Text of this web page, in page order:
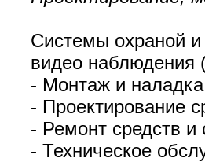
Системы охраной
видео наблюдения
- Монтаж и
- Проектирование
- Ремонт средств и
- Техническое